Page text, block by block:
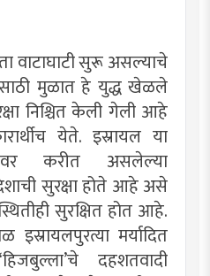
वाटाघाटी सुरू असल्याचे
मुळात हे युद्ध खेळले
निश्चित केली गेली आहे
येते. इस्रायल या
करीत असलेल्या
सुरक्षा होते आहे असे
सुरक्षित होत आहे.
मर्यादित
दहशतवादी